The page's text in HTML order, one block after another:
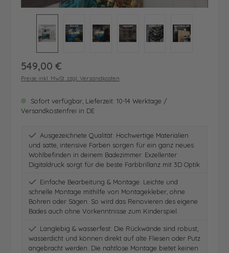
Regulärer Preis:
549,00 €
Preise inkl. MwSt. zzgl. Versandkosten
Sofort verfügbar, Lieferzeit: 10-14 Werktage /
Versandkostenfrei in DE
Ausgezeichnete Qualität: Hochwertige Materialien
und satte, intensive Farben sorgen für ein ganz neues
Wohlbefinden in deinem Badezimmer. Exzellenter
Digitaldruck sorgt für die beste Farbbrillanz mit 3D Optik
Einfache Bearbeitung & Montage: Leichte und
schnelle Montage mithilfe von Montagekleber, ohne
Bohren oder Sägen. So wird das Renovieren des eigene
Bades auch ohne Vorkenntnisse zum Kinderspiel.
Langlebig & wasserfest: Die Rückwände sind robust,
wasserdicht und können direkt auf alte Fliesen oder Putz
angebracht werden. Die nahtlose Montage bietet keinen